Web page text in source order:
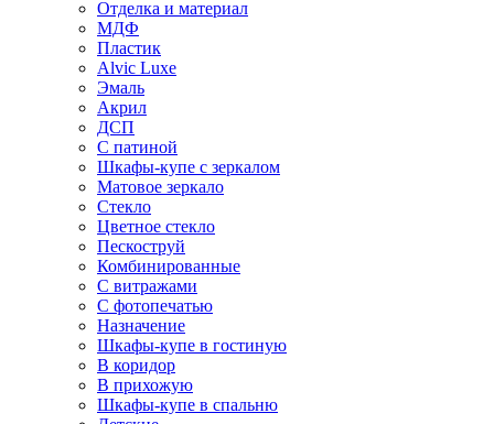
Отделка и материал
МДФ
Пластик
Alvic Luxe
Эмаль
Акрил
ДСП
С патиной
Шкафы-купе с зеркалом
Матовое зеркало
Стекло
Цветное стекло
Пескоструй
Комбинированные
С витражами
С фотопечатью
Назначение
Шкафы-купе в гостиную
В коридор
В прихожую
Шкафы-купе в спальню